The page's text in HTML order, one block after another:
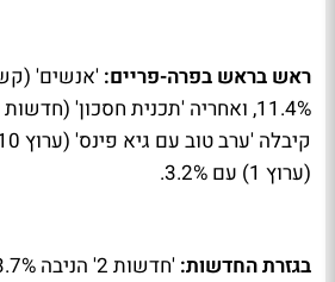
ראש בראש בפרה-פריים:
(ערוץ 1) עם 3.2%.
בגזרת החדשות: